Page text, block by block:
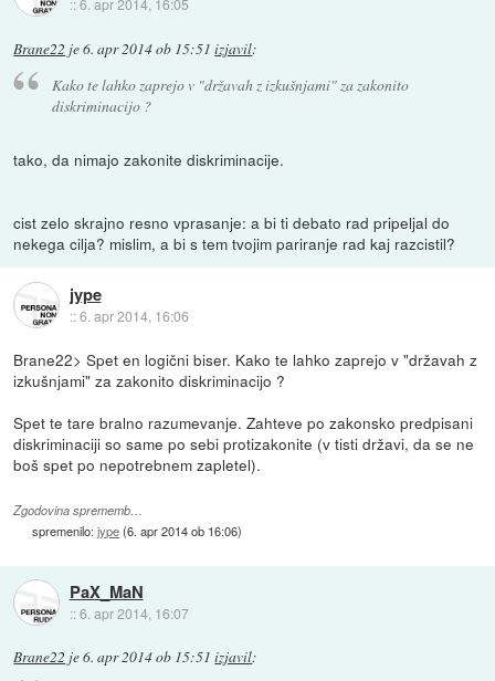
::6. apr 2014, 16:05
Brane22 je6. apr 2014 ob 15:51 izjavil:
Kako te lahko zaprejo v "državah z izkušnjami" za zakonito
diskriminacijo ?
tako, da nimajo zakonite diskriminacije.
cist zelo skrajno resno vprasanje: a bi ti debato rad pripeljal do
nekega cilja? mislim, a bi s tem tvojim pariranje rad kaj razcistil?
jype
::6. apr 2014, 16:06
Brane22> Spet en logični biser. Kako te lahko zaprejo v "državah z
izkušnjami" za zakonito diskriminacijo ?
Spet te tare bralno razumevanje. Zahteve po zakonsko predpisani
diskriminaciji so same po sebi protizakonite (v tisti državi, da se ne
boš spet po nepotrebnem zapletel).
Zgodovina sprememb…
spremenilo:jype(6. apr 2014 ob 16:06)
PaX_MaN
::6. apr 2014, 16:07
Brane22 je6. apr 2014 ob 15:51 izjavil: